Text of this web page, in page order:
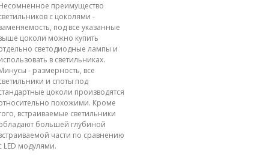
преимущество
с цоколями -
под все указанные
цоколи можно купить
светодиодные лампы и
в светильниках.
- размерность, все
и споты под
цоколи производятся
похожими. Кроме
встраиваемые светильники
большей глубиной
части по сравнению
LED модулями.